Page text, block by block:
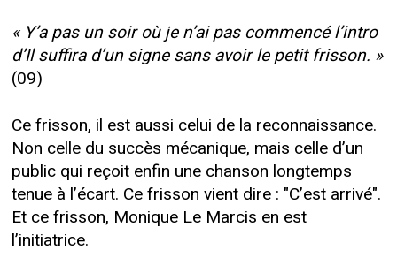
« Y’a pas un soir où je n’ai pas commencé l’intro
d’Il suffira d’un signe sans avoir le petit frisson. »
(09)
Ce frisson, il est aussi celui de la reconnaissance.
Non celle du succès mécanique, mais celle d’un
public qui reçoit enfin une chanson longtemps
tenue à l’écart. Ce frisson vient dire : "C’est arrivé".
Et ce frisson, Monique Le Marcis en est
l’initiatrice.